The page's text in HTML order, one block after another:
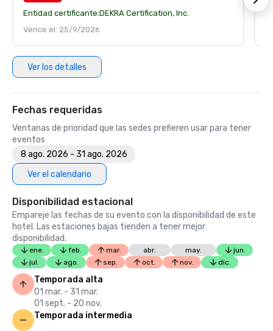
Entidad certificante:DEKRA Certification, Inc.
Vence el: 25/9/2026
Ver los detalles
Fechas requeridas
Ventanas de prioridad que las sedes prefieren usar para tener
eventos
8 ago. 2026 - 31 ago. 2026
Ver el calendario
Disponibilidad estacional
Empareje las fechas de su evento con la disponibilidad de este
hotel. Las estaciones bajas tienden a tener mejor
disponibilidad.
ene. feb. mar. abr. may.
jun.
jul.
ago. sep. oct. nov. dic.
Temporada alta
01 mar. - 31 mar.
01 sept. - 20 nov.
Temporada intermedia